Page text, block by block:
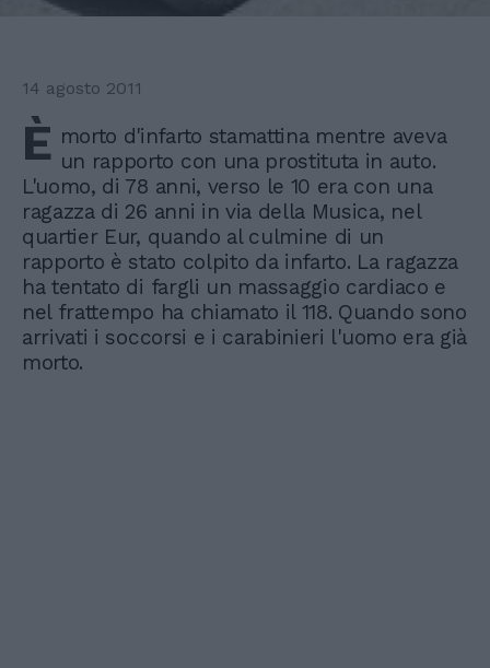
14 agosto 2011
È morto d'infarto stamattina mentre aveva
un rapporto con una prostituta in auto.
L'uomo, di 78 anni, verso le 10 era con una
ragazza di 26 anni in via della Musica, nel
quartier Eur, quando al culmine di un
rapporto è stato colpito da infarto. La ragazza
ha tentato di fargli un massaggio cardiaco e
nel frattempo ha chiamato il 118. Quando sono
arrivati i soccorsi e i carabinieri l'uomo era già
morto.